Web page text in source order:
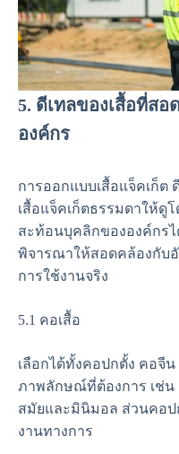
5. ดีเทลของเสื้อที่ส
องค์กร
การออกแบบเสื้อแจ็คเก็ต
เสื้อแจ็คเก็ตธรรมดาให้ดู
สะท้อนบุคลิกขององค์กรไ
พิจารณาให้สอดคล้องกับ
การใช้งานจริง
5.1 คอเสื้อ
เลือกได้ทั้งคอปกตั้ง คอจี
ภาพลักษณ์ที่ต้องการ เช่
สมัยและมินิมอล ส่วนคอ
งานทางการ